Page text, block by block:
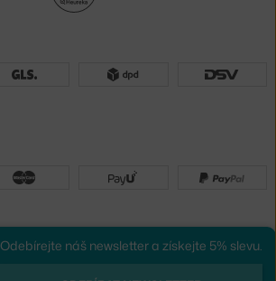
Odebírejte náš newsletter a získejte 5% slevu.